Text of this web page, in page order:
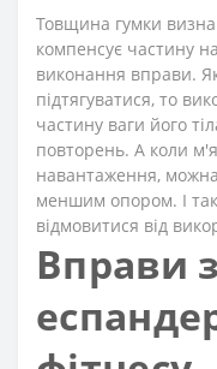
Товщина гумки
компенсує частину
виконання вправи.
підтягуватися, то
частину ваги його
повторень. А коли
навантаження,
меншим опором. І
відмовитися від
Вправи